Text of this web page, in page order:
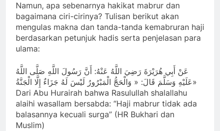
Namun, apa sebenarnya hakikat mabrur dan
bagaimana ciri-cirinya? Tulisan berikut akan
mengulas makna dan tanda-tanda kemabruran haji
berdasarkan petunjuk hadis serta penjelasan para
ulama:
عَنْ أَبِي هُرَيْرَةَ رَضِيَ اللَّهُ عَنْهُ: أَنَّ رَسُولَ اللَّهِ صَلَّى اللَّهُ
عَلَيْهِ وَسَلَّمَ قَالَ: « وَالْحَجُّ الْمَبْرُورُ لَيْسَ لَهُ جَزَاءٌ إِلَّا الْجَنَّةُ»
Dari Abu Hurairah bahwa Rasulullah shalallahu
alaihi wasallam bersabda: “Haji mabrur tidak ada
balasannya kecuali surga” (HR Bukhari dan
Muslim)